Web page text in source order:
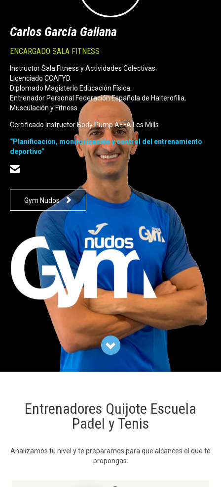
Carlos García Galiana
ENCARGADO SALA FITNESS
Instructor Sala Fitness y Actividades Colectivas.
Licenciado CCAFYD.
Diplomado Magisterio Educación Física.
Entrenador Personal Federación Española de Halterofilia,
Musculación y Fitness
Certificado Instructor Body Pump AEFA Les Mills
“Planificación, monitorización y control del entrenamiento
deportivo”

Gym Nudos 

Entrenadores Quijote Escuela
Padel y Tenis
Analizamos tu nivel y te preparamos para que alcances el que te
propongas.